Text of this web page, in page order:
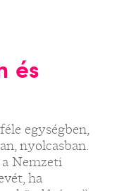
és
egységben,
nyolcasban.
Nemzeti
ha